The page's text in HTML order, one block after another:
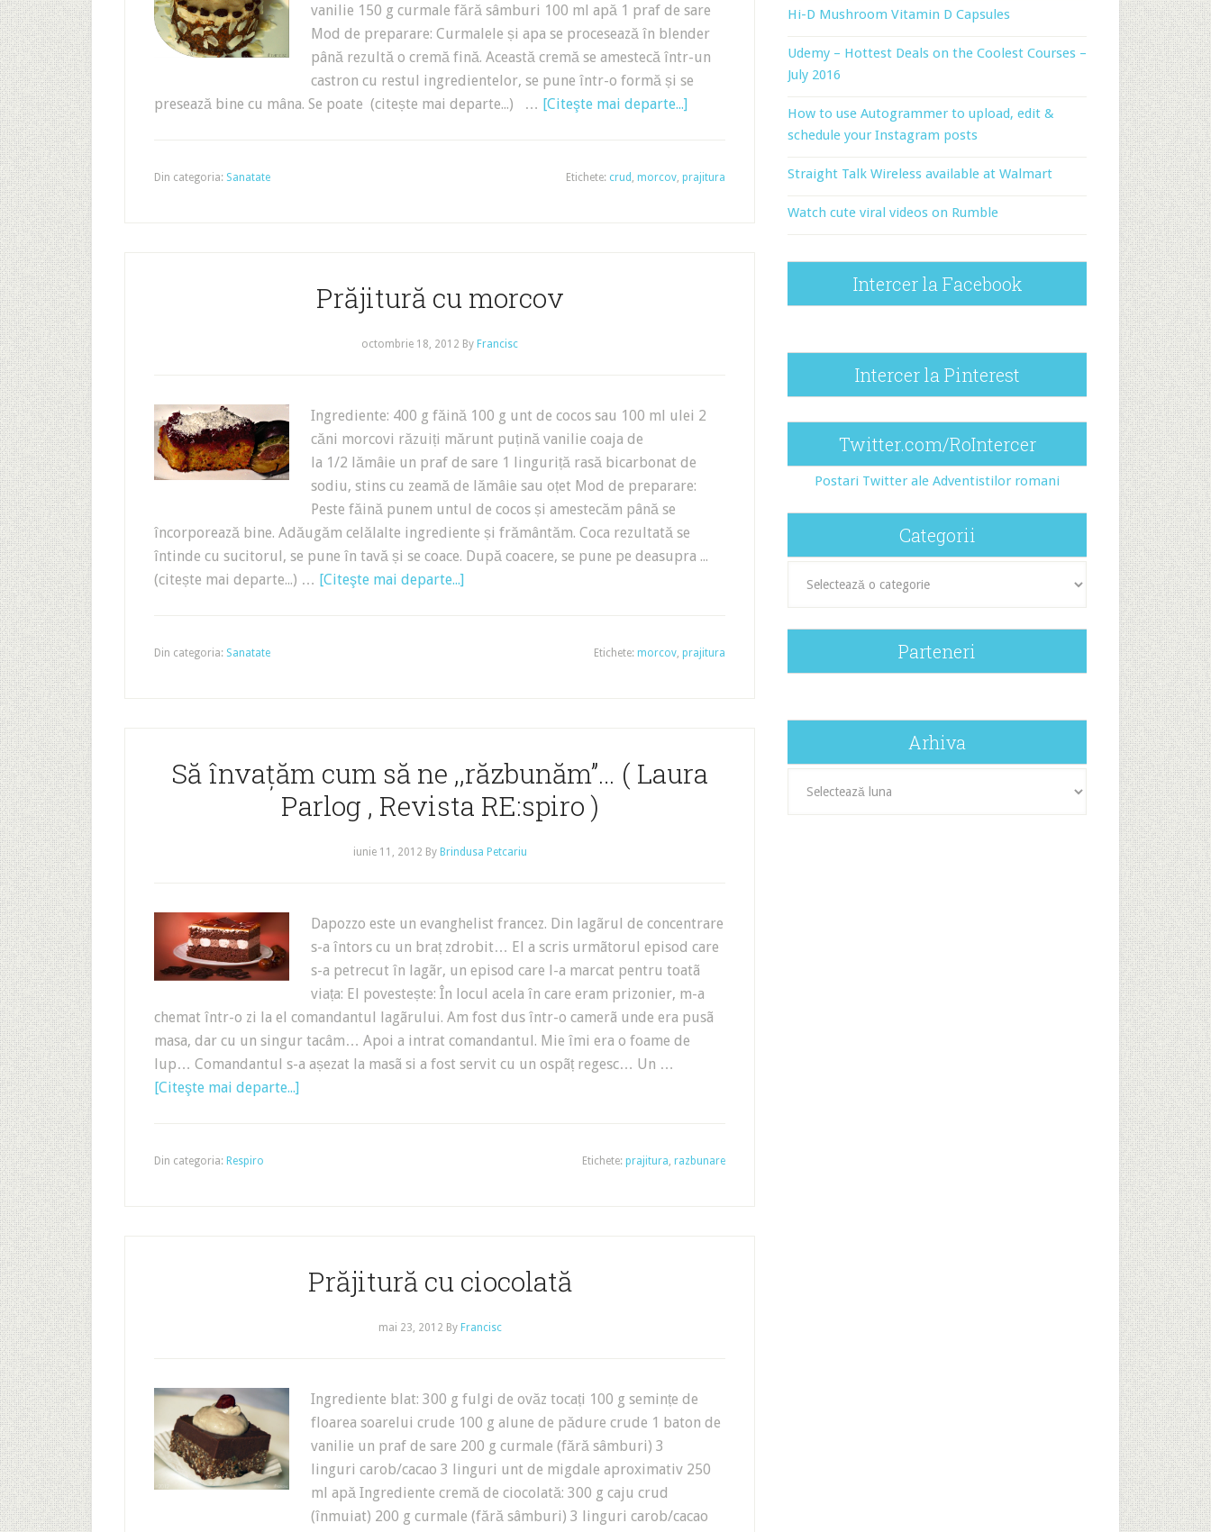
vanilie 150 g curmale fără sâmburi 100 ml apă 1 praf de sare
Mod de preparare: Curmalele și apa se procesează în blender
până rezultă o cremă fină. Această cremă se amestecă într-un
castron cu restul ingredientelor, se pune într-o formă și se
presează bine cu mâna. Se poate (citește mai departe...) … [Citeşte mai departe...]
Din categoria: Sanatate Etichete: crud , morcov, prajitura
Prăjitură cu morcov
octombrie 18, 2012 By Francisc
Ingrediente: 400 g făină 100 g unt de cocos sau 100 ml ulei 2
căni morcovi răzuiți mărunt puțină vanilie coaja de
la 1/2 lămâie un praf de sare 1 linguriță rasă bicarbonat de
sodiu, stins cu zeamă de lămâie sau oțet Mod de preparare:
Peste făină punem untul de cocos și amestecăm până se
încorporează bine. Adăugăm celălalte ingrediente și frământăm. Coca rezultată se
întinde cu sucitorul, se pune în tavă și se coace. După coacere, se pune pe deasupra ...
(citește mai departe...) … [Citeşte mai departe...]
Din categoria: Sanatate Etichete: morcov, prajitura
Să învațăm cum să ne ,,răzbunăm’’… ( Laura
Parlog , Revista RE:spiro )
iunie 11, 2012 By Brindusa Petcariu
Dapozzo este un evanghelist francez. Din lagãrul de concentrare
s-a întors cu un braț zdrobit… El a scris urmãtorul episod care
s-a petrecut în lagãr, un episod care l-a marcat pentru toatã
viața: El povestește: În locul acela în care eram prizonier, m-a
chemat într-o zi la el comandantul lagãrului. Am fost dus într-o camerã unde era pusã
masa, dar cu un singur tacâm… Apoi a intrat comandantul. Mie îmi era o foame de
lup… Comandantul s-a așezat la masã si a fost servit cu un ospãț regesc… Un …
[Citeşte mai departe...]
Din categoria: Respiro Etichete: prajitura, razbunare
Prăjitură cu ciocolată
mai 23, 2012 By Francisc
Ingrediente blat: 300 g fulgi de ovăz tocați 100 g semințe de
floarea soarelui crude 100 g alune de pădure crude 1 baton de
vanilie un praf de sare 200 g curmale (fără sâmburi) 3
linguri carob/cacao 3 linguri unt de migdale aproximativ 250
ml apă Ingrediente cremă de ciocolată: 300 g caju crud
(înmuiat) 200 g curmale (fără sâmburi) 3 linguri carob/cacao
Hi-D Mushroom Vitamin D Capsules
Udemy – Hottest Deals on the Coolest Courses –
July 2016
How to use Autogrammer to upload, edit &
schedule your Instagram posts
Straight Talk Wireless available at Walmart
Watch cute viral videos on Rumble
Intercer la Facebook
Intercer la Pinterest
Twitter.com/RoIntercer
Postari Twitter ale Adventistilor romani
Categorii
Parteneri
Arhiva